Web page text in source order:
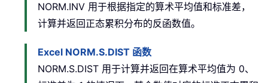
NORM.INV 用于根据指定的算术平均值和标准差，
计算并返回正态累积分布的反函数值。
Excel NORM.S.DIST 函数
NORM.S.DIST 用于计算并返回在算术平均值为 0、